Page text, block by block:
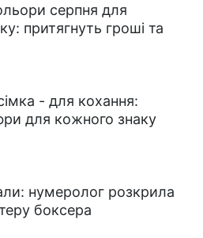
серпня для
притягнуть гроші та
- для кохання:
для кожного знаку
нумеролог розкрила
боксера